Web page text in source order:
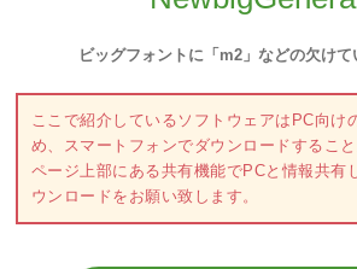
ビッグフォントに「m2」などの欠けて
ここで紹介しているソフトウェアはPC向け
め、スマートフォンでダウンロードすること
ページ上部にある共有機能でPCと情報共有
ウンロードをお願い致します。